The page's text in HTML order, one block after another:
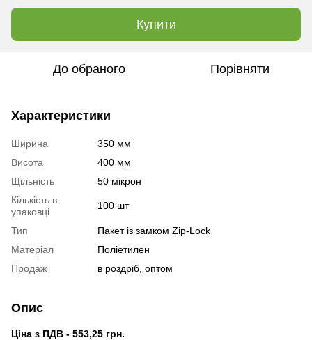
Купити
До обраного Порівняти
Характеристики
Ширина
350 мм
Висота
400 мм
Щільність
50 мікрон
Кількість в
упаковці
100 шт
Тип
Пакет із замком Zip-Lock
Матеріал
Поліетилен
Продаж
в роздріб, оптом
Опис
Ціна з ПДВ - 553,25 грн.